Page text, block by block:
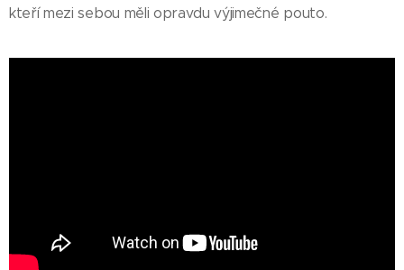
kteří mezi sebou měli opravdu výjimečné pouto.